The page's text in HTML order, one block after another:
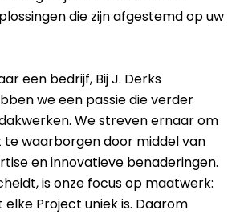
die zijn afgestemd op uw
een bedrijf, Bij J. Derks
we een passie die verder
We streven ernaar om
te waarborgen door middel van
en innovatieve benaderingen.
is onze focus op maatwerk:
Project uniek is. Daarom